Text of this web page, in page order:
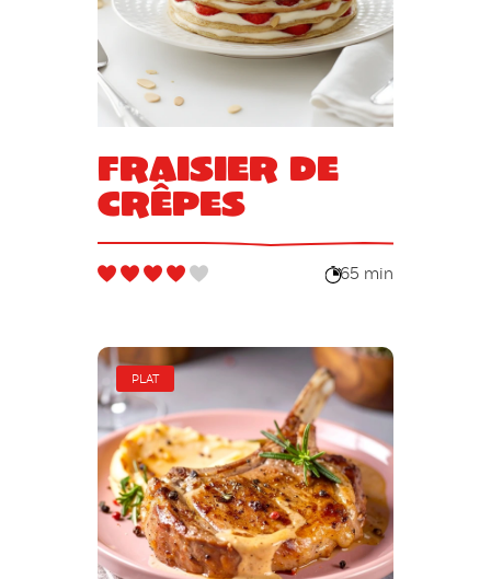
Fraisier de
crêpes
65 min
PLAT